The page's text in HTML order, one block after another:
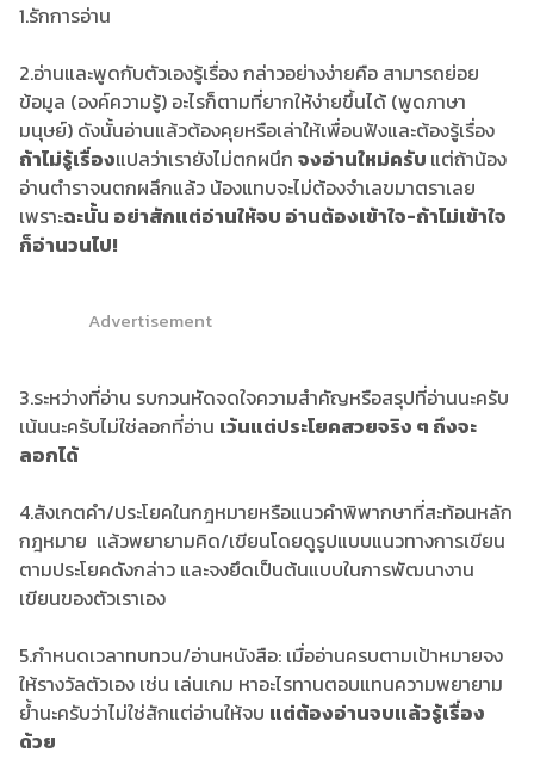
1.รักการอ่าน
2.อ่านและพูดกับตัวเองรู้เรื่อง กล่าวอย่างง่ายคือ สามารถย่อย
ข้อมูล (องค์ความรู้) อะไรก็ตามที่ยากให้ง่ายขึ้นได้ (พูดภาษา
มนุษย์) ดังนั้นอ่านแล้วต้องคุยหรือเล่าให้เพื่อนฟังและต้องรู้เรื่อง
ถ้าไม่รู้เรื่องแปลว่าเรายังไม่ตกผนึก จงอ่านใหม่ครับ แต่ถ้าน้อง
อ่านตำราจนตกผลึกแล้ว น้องแทบจะไม่ต้องจำเลขมาตราเลย
เพราะฉะนั้น อย่าสักแต่อ่านให้จบ อ่านต้องเข้าใจ-ถ้าไม่เข้าใจ
ก็อ่านวนไป!
Advertisement
3.ระหว่างที่อ่าน รบกวนหัดจดใจความสำคัญหรือสรุปที่อ่านนะครับ
เน้นนะครับไม่ใช่ลอกที่อ่าน เว้นแต่ประโยคสวยจริง ๆ ถึงจะ
ลอกได้
4.สังเกตคำ/ประโยคในกฎหมายหรือแนวคำพิพากษาที่สะท้อนหลัก
กฎหมาย แล้วพยายามคิด/เขียนโดยดูรูปแบบแนวทางการเขียน
ตามประโยคดังกล่าว และจงยึดเป็นต้นแบบในการพัฒนางาน
เขียนของตัวเราเอง
5.กำหนดเวลาทบทวน/อ่านหนังสือ: เมื่ออ่านครบตามเป้าหมายจง
ให้รางวัลตัวเอง เช่น เล่นเกม หาอะไรทานตอบแทนความพยายาม
ย้ำนะครับว่าไม่ใช่สักแต่อ่านให้จบ แต่ต้องอ่านจบแล้วรู้เรื่อง
ด้วย